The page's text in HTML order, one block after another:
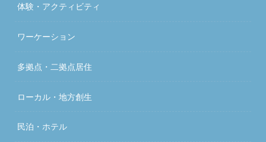
体験・アクティビティ
ワーケーション
多拠点・二拠点居住
ローカル・地方創生
民泊・ホテル